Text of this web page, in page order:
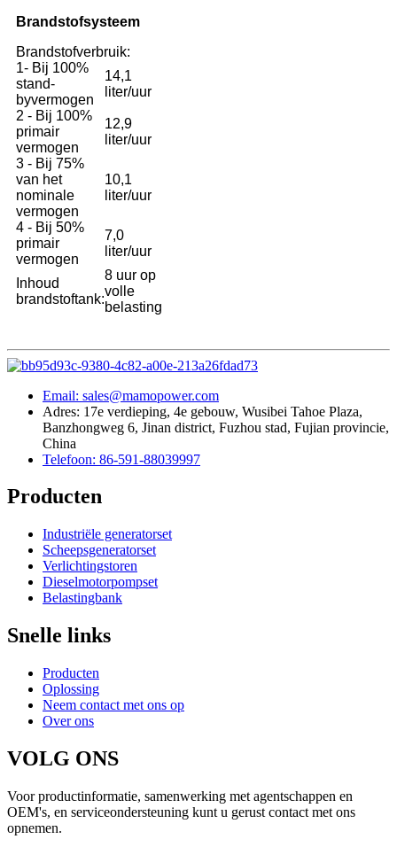
Brandstofsysteem
Brandstofverbruik:
1- Bij 100%
stand-
byvermogen
14,1
liter/uur
2 - Bij 100%
primair
vermogen
12,9
liter/uur
3 - Bij 75%
van het
nominale
vermogen
10,1
liter/uur
4 - Bij 50%
primair
vermogen
7,0
liter/uur
Inhoud
brandstoftank:
8 uur op
volle
belasting
Email: sales@mamopower.com
Adres: 17e verdieping, 4e gebouw, Wusibei Tahoe Plaza,
Banzhongweg 6, Jinan district, Fuzhou stad, Fujian provincie,
China
Telefoon: 86-591-88039997
Producten
Industriële generatorset
Scheepsgeneratorset
Verlichtingstoren
Dieselmotorpompset
Belastingbank
Snelle links
Producten
Oplossing
Neem contact met ons op
Over ons
VOLG ONS
Voor productinformatie, samenwerking met agentschappen en
OEM's, en serviceondersteuning kunt u gerust contact met ons
opnemen.